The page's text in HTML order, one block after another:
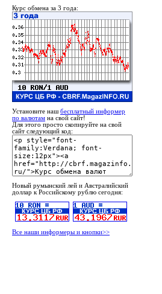
Курс обмена за 3 года:
Установите наш бесплатный информер
по валютам на свой сайт!
Для этого просто скопируйте на свой
сайт следующий код:
Новый румынский лей и Австралийский
доллар к Российскому рублю сегодня:
Все наши информеры и кнопки>>